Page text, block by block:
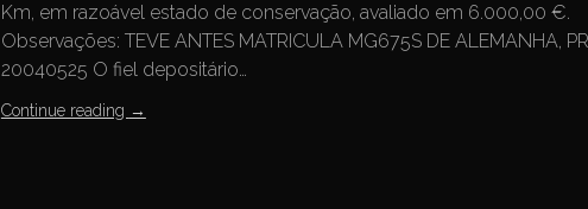
Km, em razoável estado de conservação, avaliado em 6.000,00 €.
Observações: TEVE ANTES MATRICULA MG675S DE ALEMANHA,
20040525 O fiel depositário…
Continue reading →